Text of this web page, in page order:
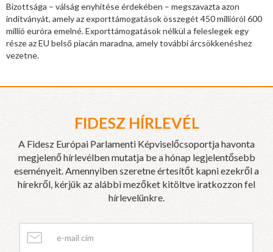
Bizottsága – válság enyhítése érdekében – megszavazta azon
indítványát, amely az exporttámogatások összegét 450 millióról 600
millió euróra emelné. Exporttámogatások nélkül a feleslegek egy
része az EU belső piacán maradna, amely további árcsökkenéshez
vezetne.
FIDESZ HÍRLEVÉL
A Fidesz Európai Parlamenti Képviselőcsoportja havonta
megjelenő hírlevélben mutatja be a hónap legjelentősebb
eseményeit. Amennyiben szeretne értesítőt kapni ezekről a
hírekről, kérjük az alábbi mezőket kitöltve iratkozzon fel
hírlevelünkre.